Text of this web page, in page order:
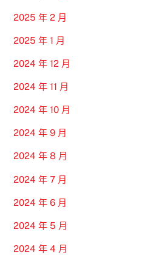
2025 年 2 月
2025 年 1 月
2024 年 12 月
2024 年 11 月
2024 年 10 月
2024 年 9 月
2024 年 8 月
2024 年 7 月
2024 年 6 月
2024 年 5 月
2024 年 4 月